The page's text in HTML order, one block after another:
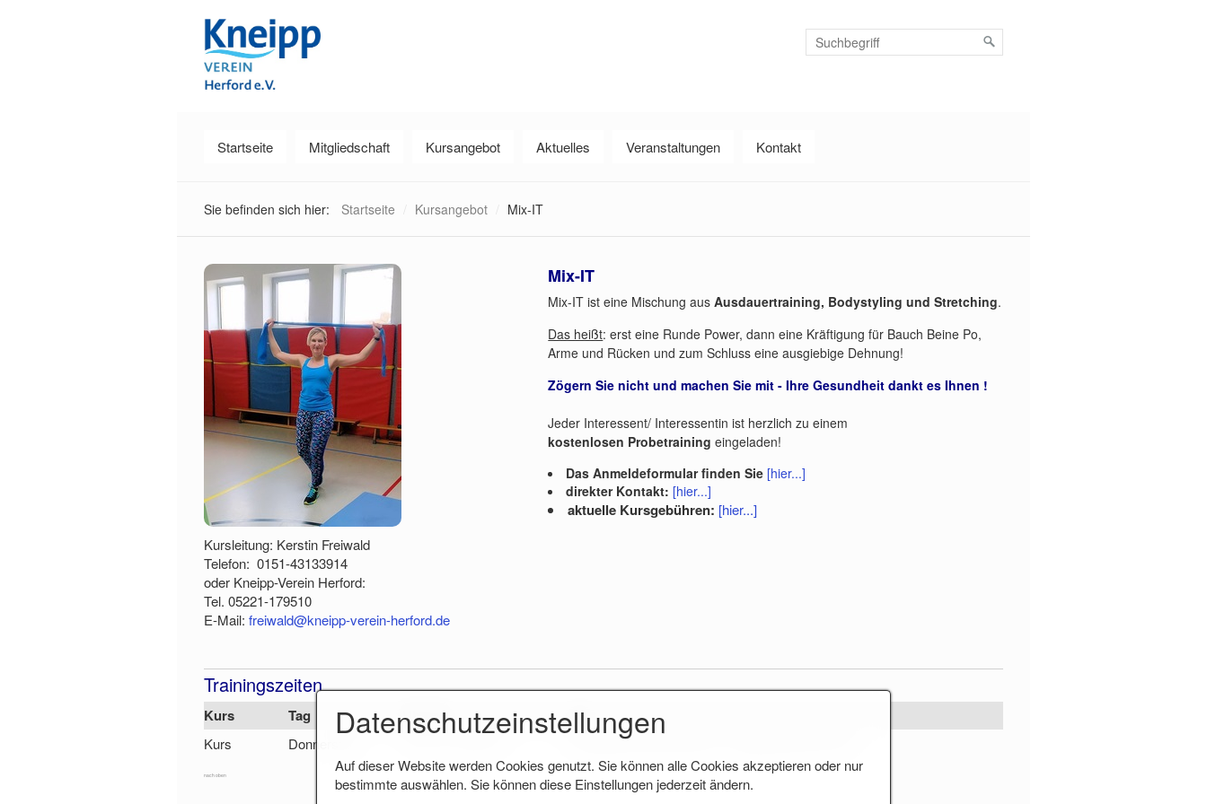
Startseite Mitgliedschaft Kursangebot Aktuelles Veranstaltungen Kontakt
Sie befinden sich hier: Startseite Kursangebot Mix-IT
Kursleitung: Kerstin Freiwald
Telefon: 0151-43133914
oder Kneipp-Verein Herford:
Tel. 05221-179510
E-Mail: freiwald@kneipp-verein-herford.de
Mix-IT
Mix-IT ist eine Mischung ausAusdauertraining, Bodystyling und Stretching.
Das heißt: erst eine Runde Power, dann eine Kräftigung für Bauch Beine Po,
Arme und Rücken und zum Schluss eine ausgiebige Dehnung!
Zögern Sie nicht und machen Sie mit - Ihre Gesundheit dankt es Ihnen !
Jeder Interessent/ Interessentin ist herzlich zu einem
kostenlosen Probetraining eingeladen!
Das Anmeldeformular finden Sie [hier...]
direkter Kontakt: [hier...]
aktuelle Kursgebühren: [hier...]
Trainingszeiten
Kurs Tag Uhrzeit Ort
Kurs Donnerstag Sporthalle Herford-Eickum, Stedefreunder Str.48
nach oben
Datenschutzeinstellungen
Auf dieser Website werden Cookies genutzt. Sie können alle Cookies akzeptieren oder nur
bestimmte auswählen. Sie können diese Einstellungen jederzeit ändern.